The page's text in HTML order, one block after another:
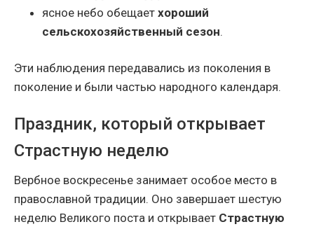
ясное небо обещает хороший
сельскохозяйственный сезон.
Эти наблюдения передавались из поколения в
поколение и были частью народного календаря.
Праздник, который открывает
Страстную неделю
Вербное воскресенье занимает особое место в
православной традиции. Оно завершает шестую
неделю Великого поста и открывает Страстную